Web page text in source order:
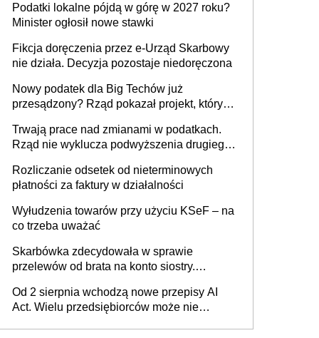
umowy cywilnoprawnej jedynym
racjonalnym wyjściem
Podatki lokalne pójdą w górę w 2027 roku?
Minister ogłosił nowe stawki
Fikcja doręczenia przez e-Urząd Skarbowy
nie działa. Decyzja pozostaje niedoręczona
Nowy podatek dla Big Techów już
przesądzony? Rząd pokazał projekt, który
Trwają prace nad zmianami w podatkach.
Rząd nie wyklucza podwyższenia drugiego
Rozliczanie odsetek od nieterminowych
płatności za faktury w działalności
Wyłudzenia towarów przy użyciu KSeF – na
co trzeba uważać
Skarbówka zdecydowała w sprawie
przelewów od brata na konto siostry.
darowizna, ale podatku jednak nie będzie
Od 2 sierpnia wchodzą nowe przepisy AI
Act. Wielu przedsiębiorców może nie